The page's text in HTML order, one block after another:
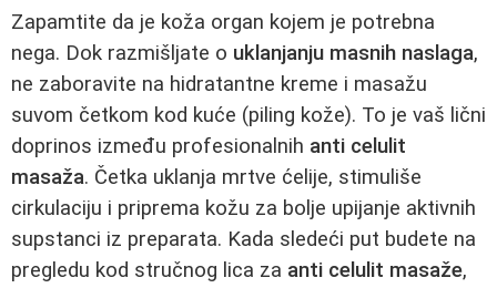
Zapamtite da je koža organ kojem je potrebna
nega. Dok razmišljate o uklanjanju masnih naslaga,
ne zaboravite na hidratantne kreme i masažu
suvom četkom kod kuće (piling kože). To je vaš lični
doprinos između profesionalnih anti celulit
masaža. Četka uklanja mrtve ćelije, stimuliše
cirkulaciju i priprema kožu za bolje upijanje aktivnih
supstanci iz preparata. Kada sledeći put budete na
pregledu kod stručnog lica za anti celulit masaže,